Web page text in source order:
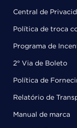
Central de
Política de troca
Programa de
2° Via de Boleto
Política de
Relatório de
Manual de marca